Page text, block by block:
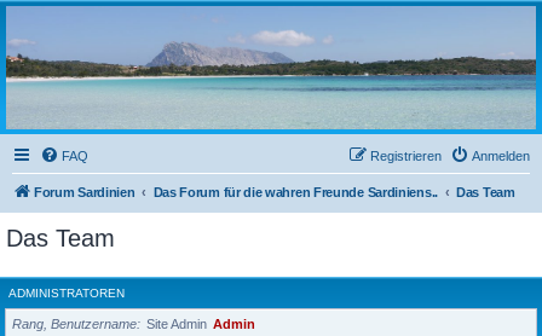
sardinien-forum.org
Das Forum der Freunde Sardiniens
FAQ Anmelden
Registrieren
Forum Sardinien Das Forum für die wahren Freunde Sardiniens.. Das Team
Das Team
ADMINISTRATOREN
Rang, Benutzername Site Admin Admin